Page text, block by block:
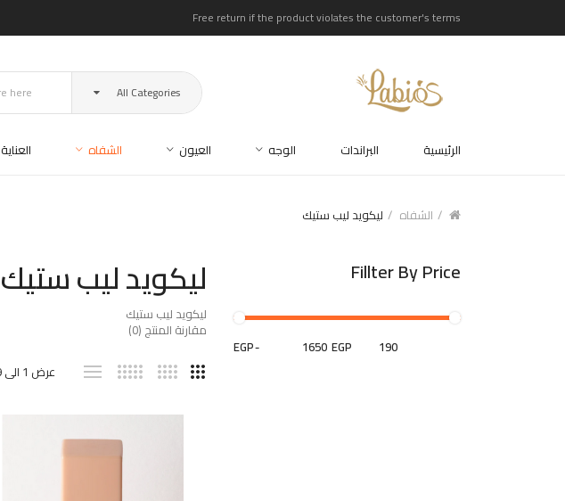
Free return if the product violates the customer's terms
All Categories
الرئيسية البراندات الوجه العيون الشفاه العناية
الشفاه ليكويد ليب ستيك
Fillter By Price
EGP- EGP
ليكويد ليب ستيك
ليكويد ليب ستيك
مقارنة المنتج (0)
عرض 1 الى 9 من 190 (22 صفحات)